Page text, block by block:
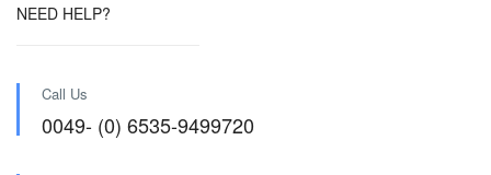
NEED HELP?
Call Us
0049- (0) 6535-9499720